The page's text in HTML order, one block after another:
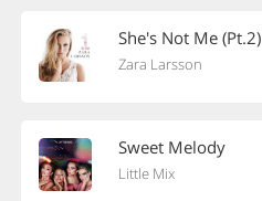
She's Not Me (Pt.2)
Zara Larsson
Sweet Melody
Little Mix